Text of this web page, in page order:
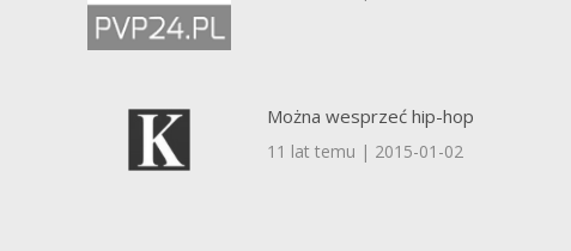
Można wesprzeć hip-hop
11 lat temu | 2015-01-02